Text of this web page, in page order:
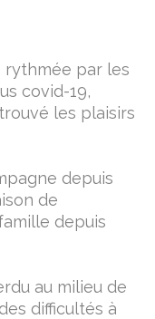
rythmée par les
covid-19,
les plaisirs
depuis
de
depuis
au milieu de
difficultés à